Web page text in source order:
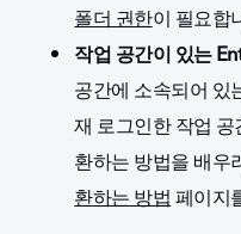
폴더 권한이 필요합
작업 공간이 있는
공간에 소속되어 있
재 로그인한 작업
환하는 방법을 배우
환하는 방법페이지